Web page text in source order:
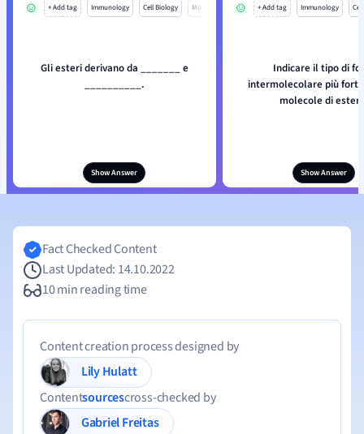
+ Add tag Immunology Cell Biology Mo
Gli esteri derivano da _______ e
__________.
Show Answer
+ Add tag Immunology
Indicare il tipo di
intermolecolare più
molecole di
Show Answer
Fact Checked Content
Last Updated: 14.10.2022
10 min reading time
Content creation process designed by
Lily Hulatt
Contentsourcescross-checked by
Gabriel Freitas